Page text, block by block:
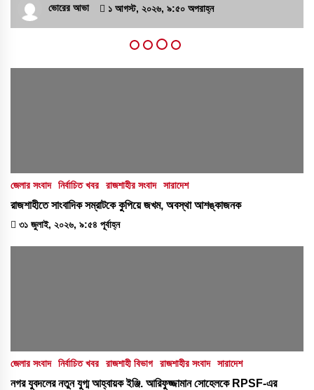
‘প্রযুক্তির সঙ্গে তাল মিলিয়ে সাংবাদিকদের এগিয়ে যেতে
হবে’- পিআইবির মহাপরিচালক
ভোরের আভা ১ আগস্ট, ২০২৬, ৯:৩৪ অপরাহ্ন
জেলার সংবাদ নির্বাচিত খবর রাজশাহীর সংবাদ সারাদেশ
রাজশাহীতে সাংবাদিক সম্রাটকে কুপিয়ে জখম, অবস্থা আশঙ্কাজনক
৩১ জুলাই, ২০২৬, ৯:৫৪ পূর্বাহ্ন
জেলার সংবাদ নির্বাচিত খবর রাজশাহী বিভাগ রাজশাহীর সংবাদ সারাদেশ
নগর যুবদলের নতুন যুগ্ম আহ্বায়ক ইঞ্জি. আরিফুজ্জামান সোহেলকে RPSF-এর